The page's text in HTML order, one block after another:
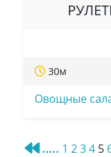
30м
Овощные
..... 1 234 5